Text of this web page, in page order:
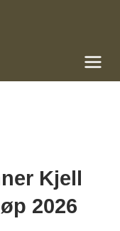
Kjell
2026